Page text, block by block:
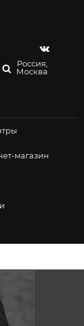
Россия,
Москва
магазин